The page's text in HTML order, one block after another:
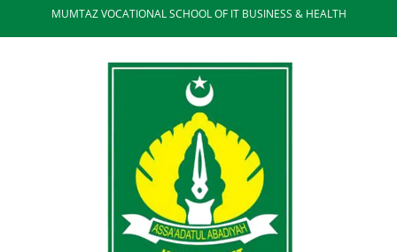
MUMTAZ VOCATIONAL SCHOOL OF IT BUSINESS & HEALTH